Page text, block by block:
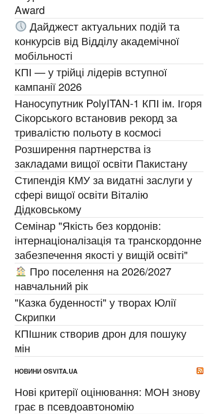
Award
Дайджест актуальних подій та
конкурсів від Відділу академічної
мобільності
КПІ — у трійці лідерів вступної
кампанії 2026
Наносупутник PolyITAN-1 КПІ ім. Ігоря
Сікорського встановив рекорд за
тривалістю польоту в космосі
Розширення партнерства із
закладами вищої освіти Пакистану
Стипендія КМУ за видатні заслуги у
сфері вищої освіти Віталію
Дідковському
Семінар "Якість без кордонів:
інтернаціоналізація та транскордонне
забезпечення якості у вищій освіті"
Про поселення на 2026/2027
навчальний рік
"Казка буденності" у творах Юлії
Скрипки
КПІшник створив дрон для пошуку
мін
НОВИНИ OSVITA.UA
Нові критерії оцінювання: МОН знову
грає в псевдоавтономію